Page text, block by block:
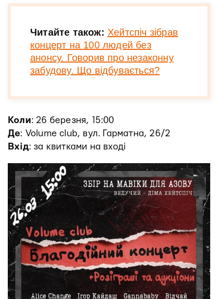
Читайте також: Хейтспіч зібрав
концерт на 100 людей без
анонсу. Говорив про незаконну
забудову. Що відбувається?
Коли: 26 березня, 15:00
Де: Volume club, вул. Гарматна, 26/2
Вхід: за квитками на вході